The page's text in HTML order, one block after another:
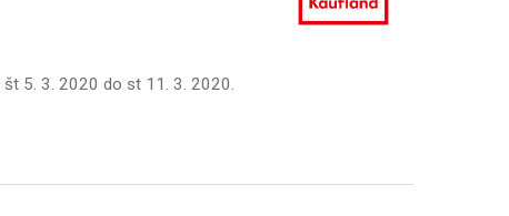
št 5. 3. 2020 do st 11. 3. 2020.